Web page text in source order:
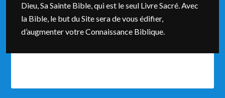
Dieu, Sa Sainte Bible, qui est le seul Livre Sacré. Avec
la Bible, le but du Site sera de vous édifier,
d’augmenter votre Connaissance Biblique.